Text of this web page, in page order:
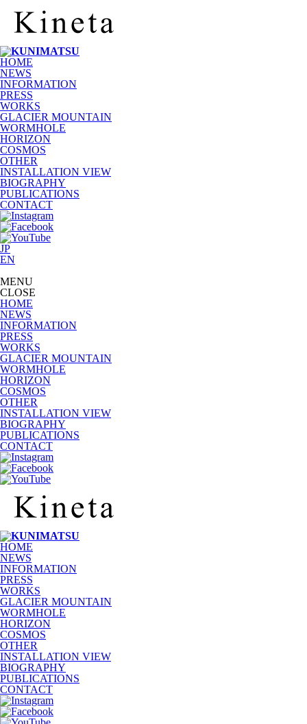
HOME
NEWS
INFORMATION
PRESS
WORKS
GLACIER MOUNTAIN
WORMHOLE
HORIZON
COSMOS
OTHER
INSTALLATION VIEW
BIOGRAPHY
PUBLICATIONS
CONTACT
JP
EN
MENU
CLOSE
HOME
NEWS
INFORMATION
PRESS
WORKS
GLACIER MOUNTAIN
WORMHOLE
HORIZON
COSMOS
OTHER
INSTALLATION VIEW
BIOGRAPHY
PUBLICATIONS
CONTACT
HOME
NEWS
INFORMATION
PRESS
WORKS
GLACIER MOUNTAIN
WORMHOLE
HORIZON
COSMOS
OTHER
INSTALLATION VIEW
BIOGRAPHY
PUBLICATIONS
CONTACT